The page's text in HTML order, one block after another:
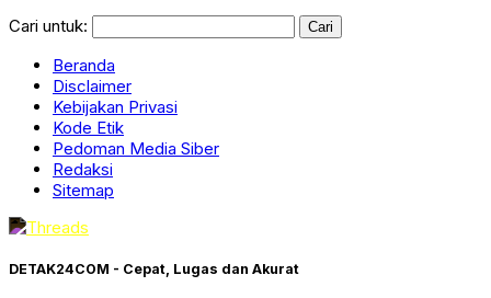
Cari untuk:
Beranda
Disclaimer
Kebijakan Privasi
Kode Etik
Pedoman Media Siber
Redaksi
Sitemap
DETAK24COM - Cepat, Lugas dan Akurat